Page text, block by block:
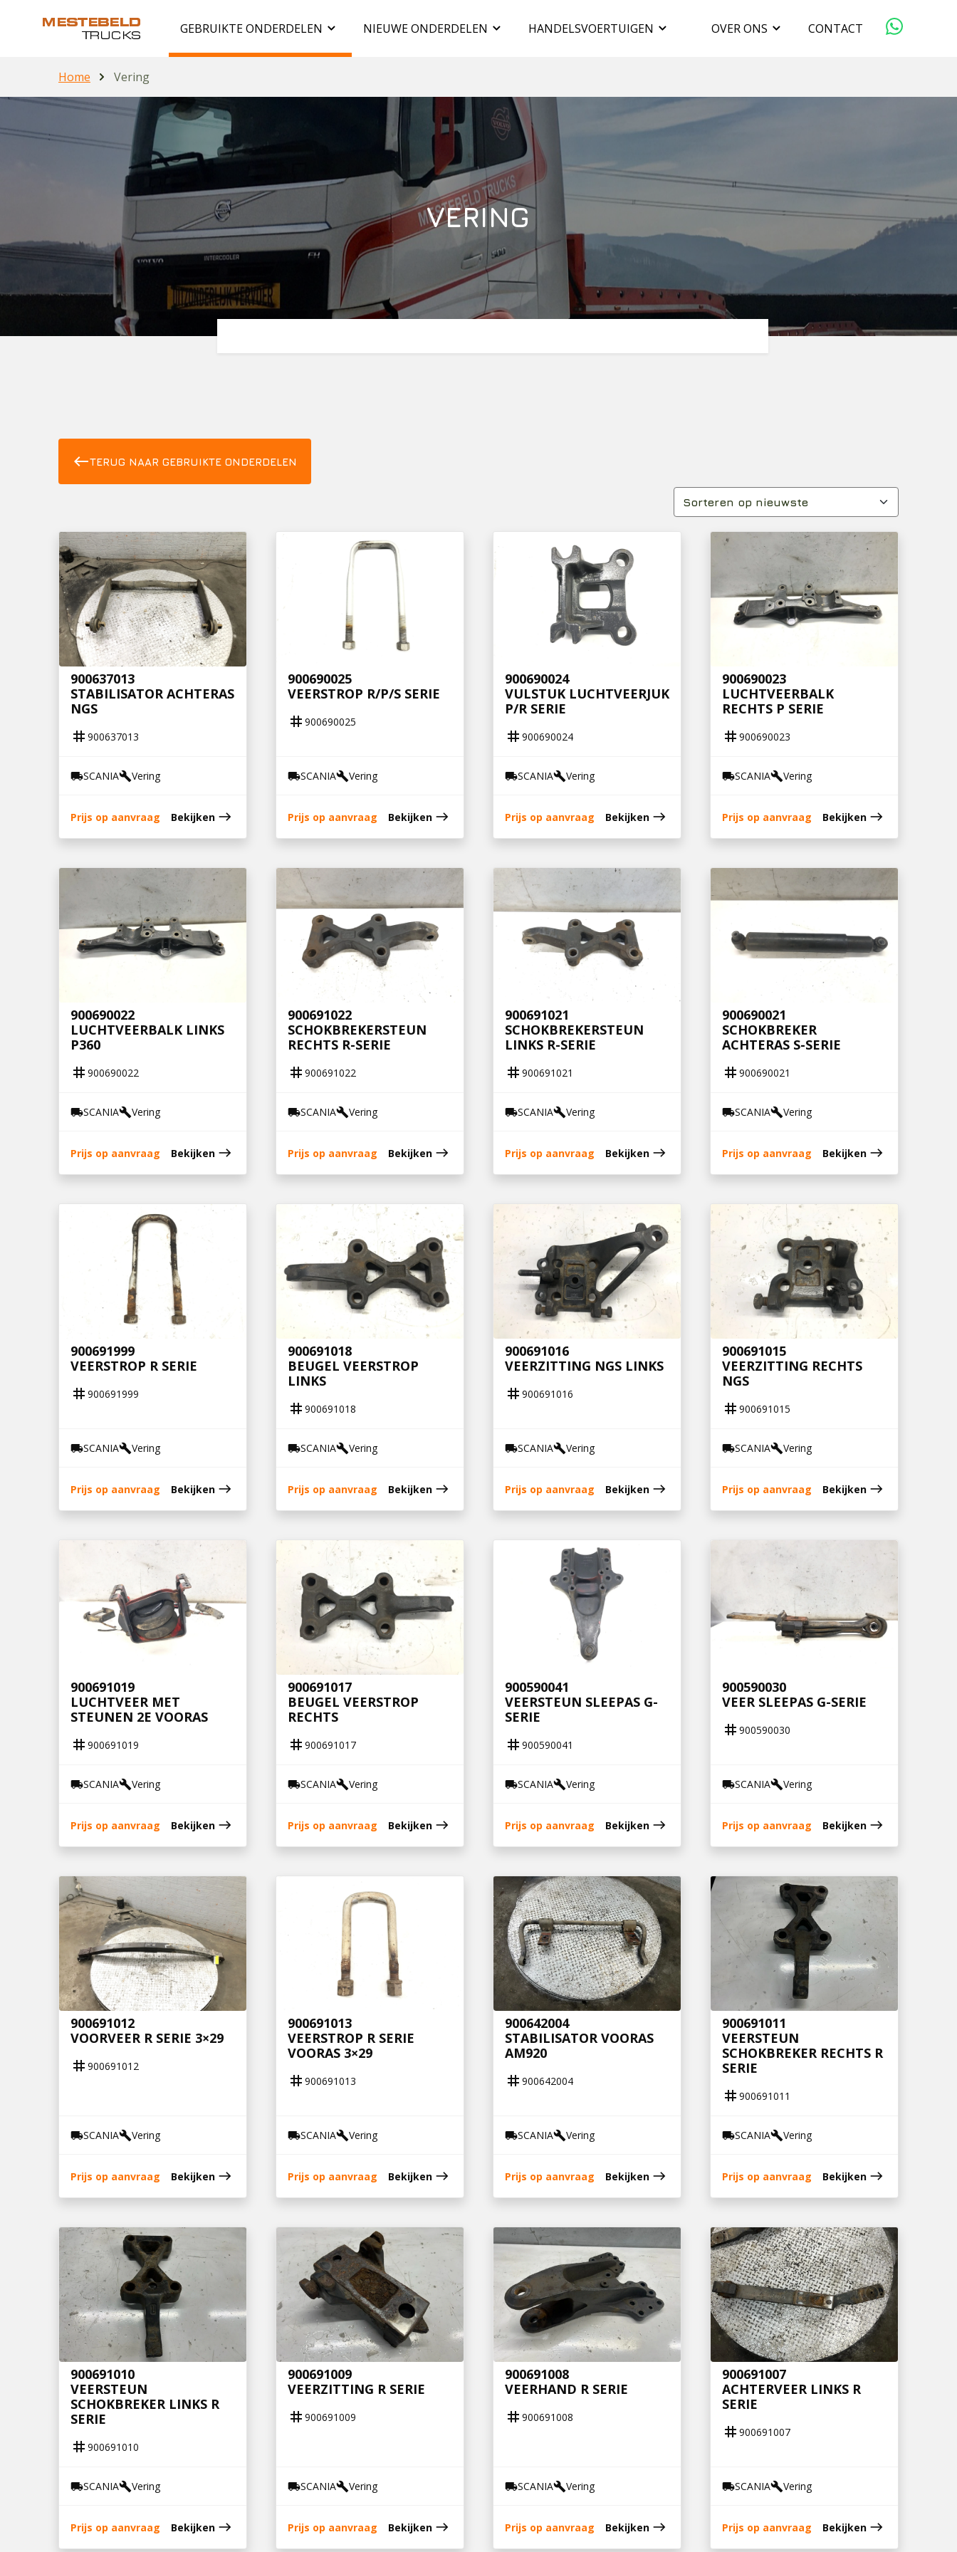
GEBRUIKTE ONDERDELEN NIEUWE ONDERDELEN HANDELSVOERTUIGEN OVER ONS
VERKOPEN
WERKEN BIJ
CONTACT
Home Vering
VERING
westTERUG NAAR GEBRUIKTE ONDERDELEN
900637013
STABILISATOR ACHTERAS
NGS
tag 900637013
local_shippingSCANIAbuildVering
Prijs op aanvraag Bekijken east
900690025
VEERSTROP R/P/S SERIE
tag 900690025
local_shippingSCANIAbuildVering
Prijs op aanvraag Bekijken east
900690024
VULSTUK LUCHTVEERJUK
P/R SERIE
tag 900690024
local_shippingSCANIAbuildVering
Prijs op aanvraag Bekijken east
900690023
LUCHTVEERBALK
RECHTS P SERIE
tag 900690023
local_shippingSCANIAbuildVering
Prijs op aanvraag Bekijken east
900690022
LUCHTVEERBALK LINKS
P360
tag 900690022
local_shippingSCANIAbuildVering
Prijs op aanvraag Bekijken east
900691022
SCHOKBREKERSTEUN
RECHTS R-SERIE
tag 900691022
local_shippingSCANIAbuildVering
Prijs op aanvraag Bekijken east
900691021
SCHOKBREKERSTEUN
LINKS R-SERIE
tag 900691021
local_shippingSCANIAbuildVering
Prijs op aanvraag Bekijken east
900690021
SCHOKBREKER
ACHTERAS S-SERIE
tag 900690021
local_shippingSCANIAbuildVering
Prijs op aanvraag Bekijken east
900691999
VEERSTROP R SERIE
tag 900691999
local_shippingSCANIAbuildVering
Prijs op aanvraag Bekijken east
900691018
BEUGEL VEERSTROP
LINKS
tag 900691018
local_shippingSCANIAbuildVering
Prijs op aanvraag Bekijken east
900691016
VEERZITTING NGS LINKS
tag 900691016
local_shippingSCANIAbuildVering
Prijs op aanvraag Bekijken east
900691015
VEERZITTING RECHTS
NGS
tag 900691015
local_shippingSCANIAbuildVering
Prijs op aanvraag Bekijken east
900691019
LUCHTVEER MET
STEUNEN 2E VOORAS
tag 900691019
local_shippingSCANIAbuildVering
Prijs op aanvraag Bekijken east
900691017
BEUGEL VEERSTROP
RECHTS
tag 900691017
local_shippingSCANIAbuildVering
Prijs op aanvraag Bekijken east
900590041
VEERSTEUN SLEEPAS G-
SERIE
tag 900590041
local_shippingSCANIAbuildVering
Prijs op aanvraag Bekijken east
900590030
VEER SLEEPAS G-SERIE
tag 900590030
local_shippingSCANIAbuildVering
Prijs op aanvraag Bekijken east
900691012
VOORVEER R SERIE 3×29
tag 900691012
local_shippingSCANIAbuildVering
Prijs op aanvraag Bekijken east
900691013
VEERSTROP R SERIE
VOORAS 3×29
tag 900691013
local_shippingSCANIAbuildVering
Prijs op aanvraag Bekijken east
900642004
STABILISATOR VOORAS
AM920
tag 900642004
local_shippingSCANIAbuildVering
Prijs op aanvraag Bekijken east
900691011
VEERSTEUN
SCHOKBREKER RECHTS R
SERIE
tag 900691011
local_shippingSCANIAbuildVering
Prijs op aanvraag Bekijken east
900691010
VEERSTEUN
SCHOKBREKER LINKS R
SERIE
tag 900691010
local_shippingSCANIAbuildVering
Prijs op aanvraag Bekijken east
900691009
VEERZITTING R SERIE
tag 900691009
local_shippingSCANIAbuildVering
Prijs op aanvraag Bekijken east
900691008
VEERHAND R SERIE
tag 900691008
local_shippingSCANIAbuildVering
Prijs op aanvraag Bekijken east
900691007
ACHTERVEER LINKS R
SERIE
tag 900691007
local_shippingSCANIAbuildVering
Prijs op aanvraag Bekijken east